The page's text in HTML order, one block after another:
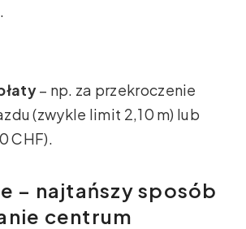
– np. za przekroczenie
(zwykle limit 2,10 m) lub
CHF).
– najtańszy sposób
centrum